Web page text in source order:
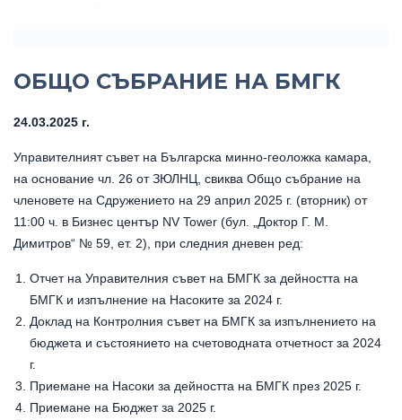
ОБЩО СЪБРАНИЕ НА БМГК
24.03.2025 г.
Управителният съвет на Българска минно-геоложка камара,
на основание чл. 26 от ЗЮЛНЦ, свиква Общо събрание на
членовете на Сдружението на 29 април 2025 г. (вторник) от
11:00 ч. в Бизнес център NV Tower (бул. „Доктор Г. М.
Димитров“ № 59, ет. 2), при следния дневен ред:
Отчет на Управителния съвет на БМГК за дейността на
БМГК и изпълнение на Насоките за 2024 г.
Доклад на Контролния съвет на БМГК за изпълнението на
бюджета и състоянието на счетоводната отчетност за 2024
г.
Приемане на Насоки за дейността на БМГК през 2025 г.
Приемане на Бюджет за 2025 г.